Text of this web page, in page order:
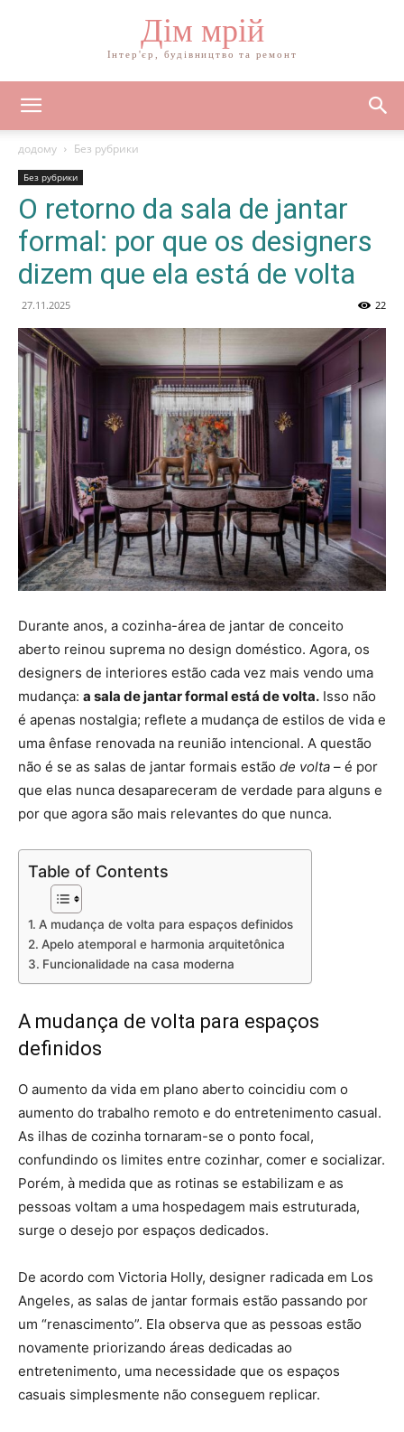
Дім мрій
Інтер'єр, будівництво та ремонт
додому Без рубрики
Без рубрики
O retorno da sala de jantar
formal: por que os designers
dizem que ela está de volta
27.11.2025 22
Durante anos, a cozinha-área de jantar de conceito
aberto reinou suprema no design doméstico. Agora, os
designers de interiores estão cada vez mais vendo uma
mudança: a sala de jantar formal está de volta. Isso não
é apenas nostalgia; reflete a mudança de estilos de vida e
uma ênfase renovada na reunião intencional. A questão
não é se as salas de jantar formais estão de volta – é por
que elas nunca desapareceram de verdade para alguns e
por que agora são mais relevantes do que nunca.
Table of Contents
A mudança de volta para espaços definidos
Apelo atemporal e harmonia arquitetônica
Funcionalidade na casa moderna
A mudança de volta para espaços
definidos
O aumento da vida em plano aberto coincidiu com o
aumento do trabalho remoto e do entretenimento casual.
As ilhas de cozinha tornaram-se o ponto focal,
confundindo os limites entre cozinhar, comer e socializar.
Porém, à medida que as rotinas se estabilizam e as
pessoas voltam a uma hospedagem mais estruturada,
surge o desejo por espaços dedicados.
De acordo com Victoria Holly, designer radicada em Los
Angeles, as salas de jantar formais estão passando por
um “renascimento”. Ela observa que as pessoas estão
novamente priorizando áreas dedicadas ao
entretenimento, uma necessidade que os espaços
casuais simplesmente não conseguem replicar.